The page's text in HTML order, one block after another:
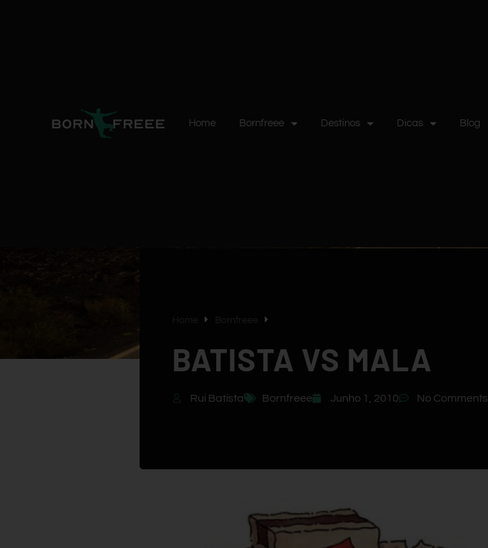
Home Bornfreee Destinos Dicas Blog
BATISTA VS MALA
Rui Batista Bornfreee Junho 1, 2010 No Comments